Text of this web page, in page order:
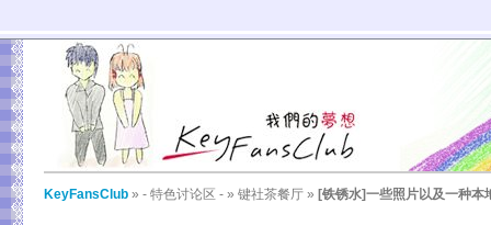
KeyFansClub » - 特色讨论区 - » 键社茶餐厅 » [铁锈水]一些照片以及一种